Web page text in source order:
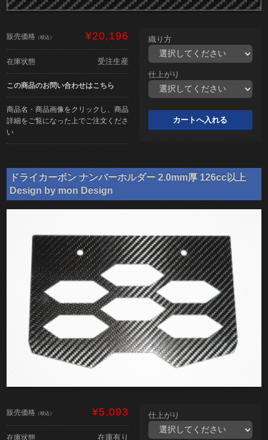
販売価格 （税込） ¥20,196
在庫状態 受注生産
この商品のお問い合わせはこちら
商品名・商品画像をクリックし、商品
詳細をご覧になった上でご注文くださ
い
織り方
仕上がり
ドライカーボン ナンバーホルダー 2.0mm厚 126cc以上
Design by mon Design
販売価格 （税込） ¥5,093
在庫状態 在庫有り
仕上がり